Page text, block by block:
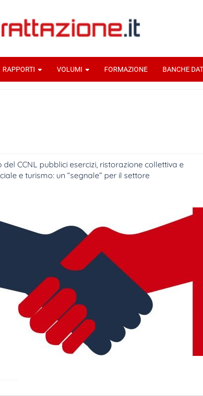
RAPPORTI VOLUMI FORMAZIONE BANCHE
del CCNL pubblici esercizi, ristorazione collettiva e
e turismo: un “segnale” per il settore